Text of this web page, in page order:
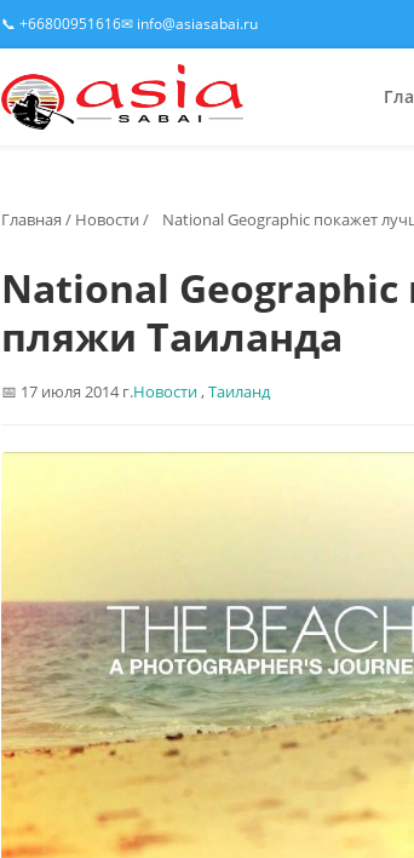
📞 +66800951616✉ info@asiasabai.ru
Главная / Новости / National Geographic покажет
National
пляжи Таиланда
17 июля 2014 г.Новости,Таиланд